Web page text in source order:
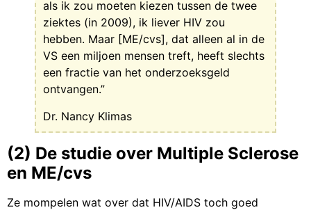
als ik zou moeten kiezen tussen de twee
ziektes (in 2009), ik liever HIV zou
hebben. Maar [ME/cvs], dat alleen al in de
VS een miljoen mensen treft, heeft slechts
een fractie van het onderzoeksgeld
ontvangen.”
Dr. Nancy Klimas
(2) De studie over Multiple Sclerose
en ME/cvs
Ze mompelen wat over dat HIV/AIDS toch goed